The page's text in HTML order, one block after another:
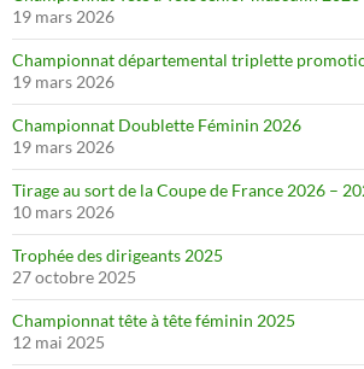
19 mars 2026
Championnat départemental triplette
19 mars 2026
Championnat Doublette Féminin 2026
19 mars 2026
Tirage au sort de la Coupe de France 2026 –
10 mars 2026
Trophée des dirigeants 2025
27 octobre 2025
Championnat tête à tête féminin 2025
12 mai 2025